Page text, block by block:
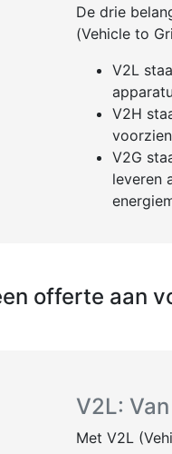
De drie
(Vehicle to
V2L
V2H
V2G
leveren
offerte aan
V2L:
Met V2L